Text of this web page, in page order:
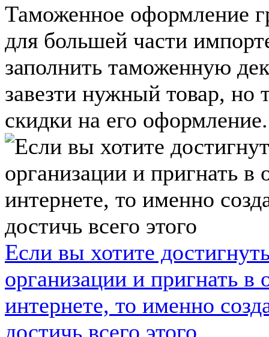
Таможенное оформление
для большей части
заполнить таможенную
завезти нужный товар, но
скидки на его
Если вы хотите
организации и пригнать в
интернете, то именно
достичь всего этого